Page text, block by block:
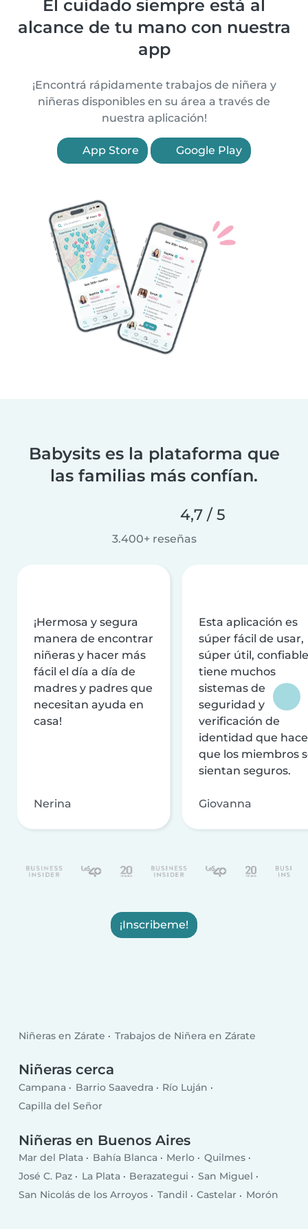
El cuidado siempre está al
alcance de tu mano con nuestra
app
¡Encontrá rápidamente trabajos de niñera y
niñeras disponibles en su área a través de
nuestra aplicación!
App Store Google Play
Babysits es la plataforma que
las familias más confían.
4,7 / 5
3.400+ reseñas
¡Hermosa y segura
manera de encontrar
niñeras y hacer más
fácil el día a día de
madres y padres que
necesitan ayuda en
casa!
Nerina
Esta aplicación es
súper fácil de usar,
súper útil,
tiene muchos
sistemas de
seguridad y
verificación de
identidad que
que los miembros
sientan seguros.
Giovanna
¡Inscribeme!
Niñeras en Zárate Trabajos de Niñera en Zárate
Niñeras cerca
Campana Barrio Saavedra
Río Luján
Capilla del Señor
Niñeras en Buenos Aires
Mar del Plata Bahía Blanca Merlo
Quilmes
José C. Paz
La Plata Berazategui
San Miguel
San Nicolás de los Arroyos
Tandil Castelar Morón